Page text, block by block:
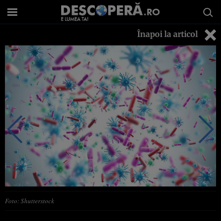
Înapoi la articol
Foto: Shutterstock